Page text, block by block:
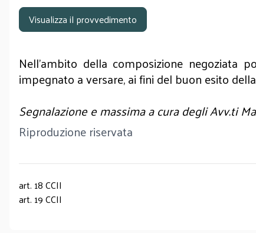
Visualizza il provvedimento
Nell’ambito della composizione negoziata
impegnato a versare, ai fini del buon esito
Segnalazione e massima a cura degli Avv.ti
Riproduzione riservata
art. 18 CCII
art. 19 CCII